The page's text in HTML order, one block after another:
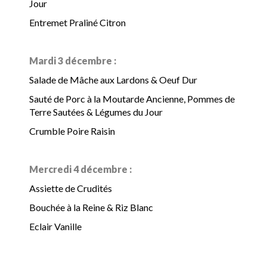
Jour
Entremet Praliné Citron
Mardi 3 décembre :
Salade de Mâche aux Lardons & Oeuf Dur
Sauté de Porc à la Moutarde Ancienne, Pommes de
Terre Sautées & Légumes du Jour
Crumble Poire Raisin
Mercredi 4 décembre :
Assiette de Crudités
Bouchée à la Reine & Riz Blanc
Eclair Vanille